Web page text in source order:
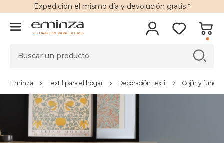
Expedición el mismo día y devolución gratis*
DECORACIÓN PARA LA CASA
Eminza Textil para el hogar Decoración textil Cojín y funda